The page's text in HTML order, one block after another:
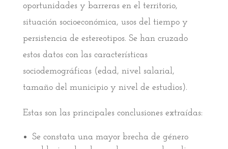
oportunidades y barreras en el territorio,
situación socioeconómica, usos del tiempo y
persistencia de estereotipos. Se han cruzado
estos datos con las características
sociodemográficas (edad, nivel salarial,
tamaño del municipio y nivel de estudios).
Estas son las principales conclusiones extraídas:
Se constata una mayor brecha de género